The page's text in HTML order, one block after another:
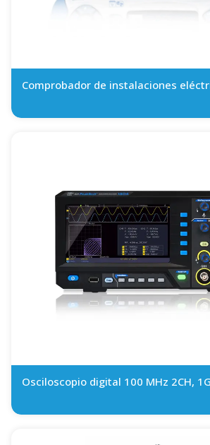
Comprobador de instalaciones
Osciloscopio digital 100 MHz 2CH,